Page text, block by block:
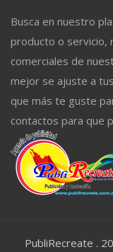
Busca en nuestro
producto o servicio,
comerciales de
mejor se ajuste a
que más te guste
contactos para que
PubliRecreate .